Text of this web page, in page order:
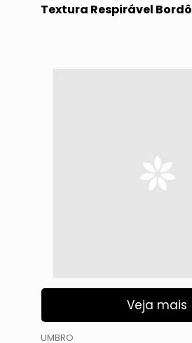
Textura Respirável Bordô
Veja mais
UMBRO